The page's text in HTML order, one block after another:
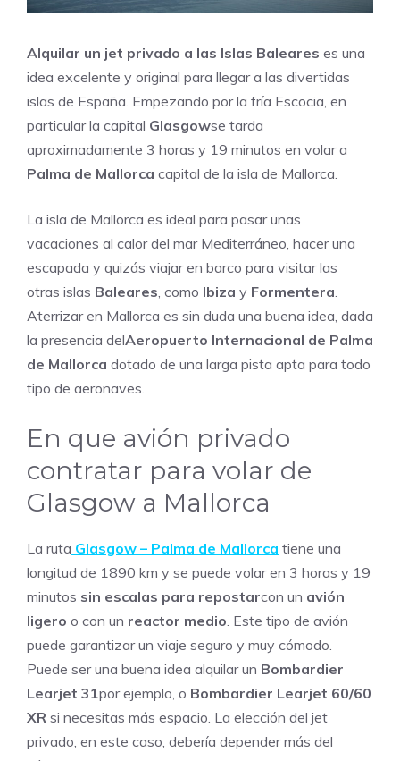
Alquilar un jet privado a las Islas Baleares es una
idea excelente y original para llegar a las divertidas
islas de España. Empezando por la fría Escocia, en
particular la capital Glasgowse tarda
aproximadamente 3 horas y 19 minutos en volar a
Palma de Mallorca capital de la isla de Mallorca.
La isla de Mallorca es ideal para pasar unas
vacaciones al calor del mar Mediterráneo, hacer una
escapada y quizás viajar en barco para visitar las
otras islas Baleares , como Ibiza y Formentera
Aterrizar en Mallorca es sin duda una buena idea, dada
la presencia delAeropuerto Internacional de Palma
de Mallorca dotado de una larga pista apta para todo
tipo de aeronaves.
En que avión privado
contratar para volar de
Glasgow a Mallorca
La ruta Glasgow – Palma de Mallorca tiene una
longitud de 1890 km y se puede volar en 3 horas y 19
minutos sin escalas para repostarcon un avión
ligero o con un reactor medio . Este tipo de avión
puede garantizar un viaje seguro y muy cómodo.
Puede ser una buena idea alquilar un Bombardier
Learjet 31por ejemplo, o Bombardier Learjet 60/60
XR si necesitas más espacio. La elección del jet
privado, en este caso, debería depender más del